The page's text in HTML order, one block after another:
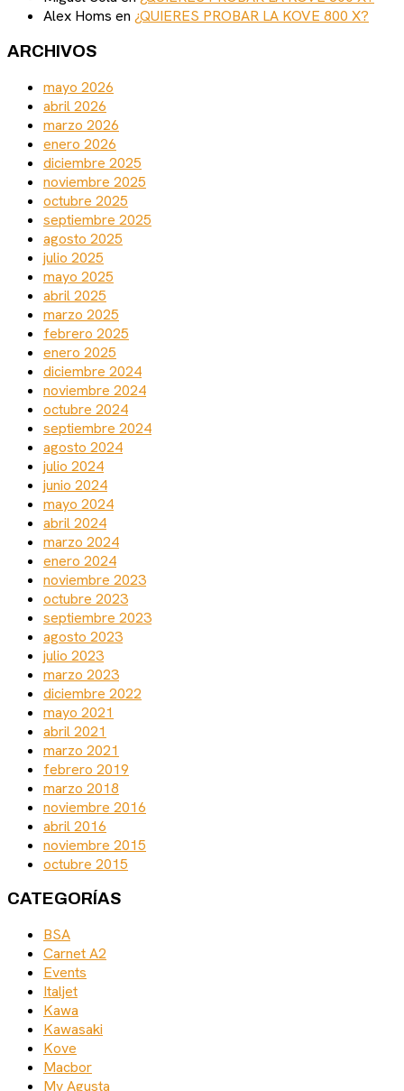
Alex Homs en ¿QUIERES PROBAR LA KOVE 800 X?
ARCHIVOS
mayo 2026
abril 2026
marzo 2026
enero 2026
diciembre 2025
noviembre 2025
octubre 2025
septiembre 2025
agosto 2025
julio 2025
mayo 2025
abril 2025
marzo 2025
febrero 2025
enero 2025
diciembre 2024
noviembre 2024
octubre 2024
septiembre 2024
agosto 2024
julio 2024
junio 2024
mayo 2024
abril 2024
marzo 2024
enero 2024
noviembre 2023
octubre 2023
septiembre 2023
agosto 2023
julio 2023
marzo 2023
diciembre 2022
mayo 2021
abril 2021
marzo 2021
febrero 2019
marzo 2018
noviembre 2016
abril 2016
noviembre 2015
octubre 2015
CATEGORÍAS
BSA
Carnet A2
Events
Italjet
Kawa
Kawasaki
Kove
Macbor
Mv Agusta